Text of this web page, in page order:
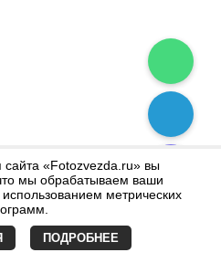
«Fotozvezda.ru» вы
мы обрабатываем ваши
метрических
ПОДРОБНЕЕ